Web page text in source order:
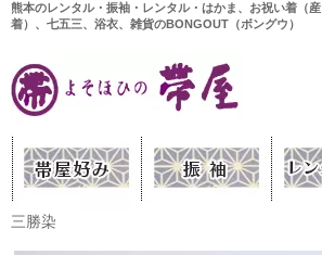
熊本のレンタル・振袖・レンタル・はかま、お祝い着（産
着）、七五三、浴衣、雑貨のBONGOUT（ボングウ）
三勝染